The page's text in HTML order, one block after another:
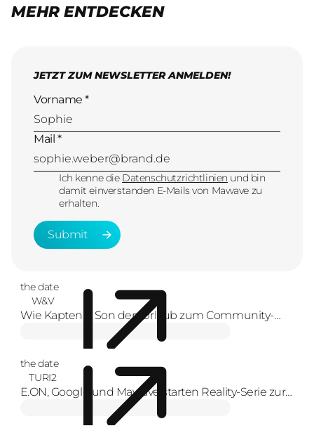
MEHR ENTDECKEN
the date
W&V
Wie Kapten & Son den Urlaub zum Community-
the date
TURI2
E.ON, Google und Mawave starten Reality-Serie zur
JETZT ZUM NEWSLETTER ANMELDEN!
Vorname *
Mail *
Ich kenne die Datenschutzrichtlinien und bin
damit einverstanden E-Mails von Mawave zu
erhalten.
Submit